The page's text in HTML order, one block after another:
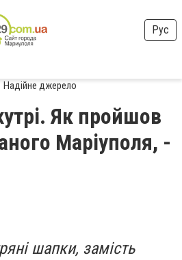
Рус
Надійне джерело
Як пройшов
Маріуполя, -
шапки, замість